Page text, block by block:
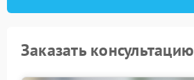
Заказать консультацию